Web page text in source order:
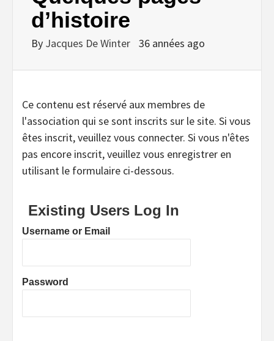
d’histoire
By Jacques De Winter 36 années ago
Ce contenu est réservé aux membres de
l'association qui se sont inscrits sur le site. Si vous
êtes inscrit, veuillez vous connecter. Si vous n'êtes
pas encore inscrit, veuillez vous enregistrer en
utilisant le formulaire ci-dessous.
Existing Users Log In
Username or Email
Password